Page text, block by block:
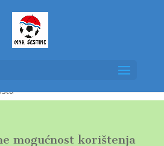
mogućnost korištenja